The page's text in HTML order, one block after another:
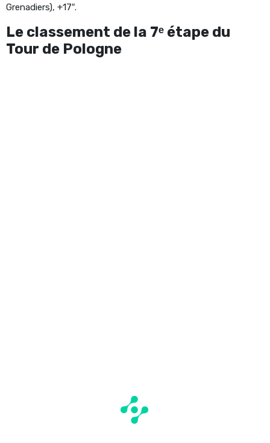
Grenadiers), +17″.
Le classement de la 7ᵉ étape du
Tour de Pologne